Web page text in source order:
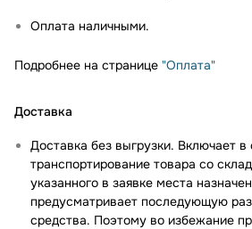
Оплата наличными.
Подробнее на странице "Оплата"
Доставка
Доставка без выгрузки. Включает в
транспортирование товара со
указанного в заявке места
предусматривает последующую
средства. Поэтому во избежание